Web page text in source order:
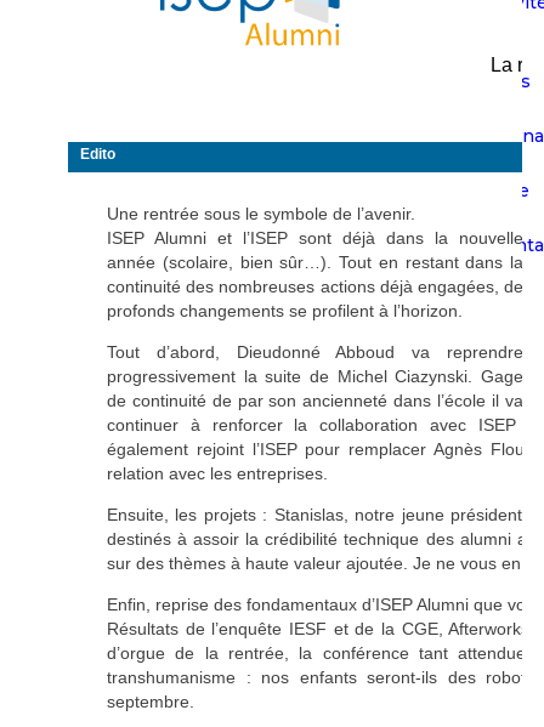
Afterworks &
Barbecues
Conférences
Visites Culturelles
Nos activités
Communication
Actualités
Flash Signaux
Actualités
Flash
Plaquette
Nous
F.A.Q
La
Edito
Une rentrée sous le symbole de l’avenir.
ISEP Alumni et l’ISEP sont déjà dans la nouvelle
année (scolaire, bien sûr…). Tout en restant dans la
continuité des nombreuses actions déjà engagées, de
profonds changements se profilent à l’horizon.
Tout d’abord, Dieudonné Abboud va reprendre
progressivement la suite de Michel Ciazynski. Gage
de continuité de par son ancienneté dans l’école il va
continuer à renforcer la collaboration avec ISEP
également rejoint l’ISEP pour remplacer Agnès
relation avec les entreprises.
Ensuite, les projets : Stanislas, notre jeune président
destinés à assoir la crédibilité technique des alumni au
sur des thèmes à haute valeur ajoutée. Je ne vous en
Enfin, reprise des fondamentaux d’ISEP Alumni que
Résultats de l’enquête IESF et de la CGE,
d’orgue de la rentrée, la conférence tant attendue
transhumanisme : nos enfants seront-ils des
septembre.